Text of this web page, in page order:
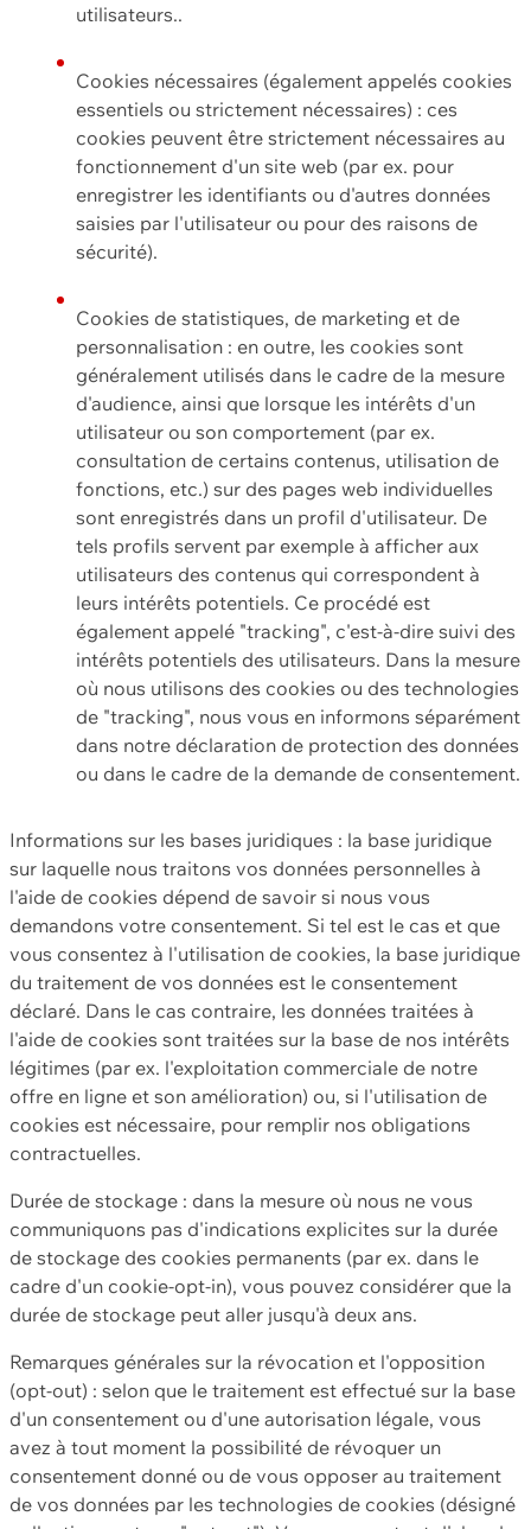
utilisateurs..
Cookies nécessaires (également appelés cookies
essentiels ou strictement nécessaires) : ces
cookies peuvent être strictement nécessaires au
fonctionnement d'un site web (par ex. pour
enregistrer les identifiants ou d'autres données
saisies par l'utilisateur ou pour des raisons de
sécurité).
Cookies de statistiques, de marketing et de
personnalisation : en outre, les cookies sont
généralement utilisés dans le cadre de la mesure
d'audience, ainsi que lorsque les intérêts d'un
utilisateur ou son comportement (par ex.
consultation de certains contenus, utilisation de
fonctions, etc.) sur des pages web individuelles
sont enregistrés dans un profil d'utilisateur. De
tels profils servent par exemple à afficher aux
utilisateurs des contenus qui correspondent à
leurs intérêts potentiels. Ce procédé est
également appelé "tracking", c'est-à-dire suivi des
intérêts potentiels des utilisateurs. Dans la mesure
où nous utilisons des cookies ou des technologies
de "tracking", nous vous en informons séparément
dans notre déclaration de protection des données
ou dans le cadre de la demande de consentement.
Informations sur les bases juridiques : la base juridique
sur laquelle nous traitons vos données personnelles à
l'aide de cookies dépend de savoir si nous vous
demandons votre consentement. Si tel est le cas et que
vous consentez à l'utilisation de cookies, la base juridique
du traitement de vos données est le consentement
déclaré. Dans le cas contraire, les données traitées à
l'aide de cookies sont traitées sur la base de nos intérêts
légitimes (par ex. l'exploitation commerciale de notre
offre en ligne et son amélioration) ou, si l'utilisation de
cookies est nécessaire, pour remplir nos obligations
contractuelles.
Durée de stockage : dans la mesure où nous ne vous
communiquons pas d'indications explicites sur la durée
de stockage des cookies permanents (par ex. dans le
cadre d'un cookie-opt-in), vous pouvez considérer que la
durée de stockage peut aller jusqu'à deux ans.
Remarques générales sur la révocation et l'opposition
(opt-out) : selon que le traitement est effectué sur la base
d'un consentement ou d'une autorisation légale, vous
avez à tout moment la possibilité de révoquer un
consentement donné ou de vous opposer au traitement
de vos données par les technologies de cookies (désigné